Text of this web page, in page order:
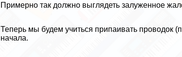
Примерно так должно выглядеть залуженное
Теперь мы будем учиться припаивать проводок
начала.